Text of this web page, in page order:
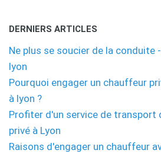
DERNIERS ARTICLES
Ne plus se soucier de la conduite
lyon
Pourquoi engager un chauffeur
à lyon ?
Profiter d'un service de transport
privé à Lyon
Raisons d'engager un chauffeur